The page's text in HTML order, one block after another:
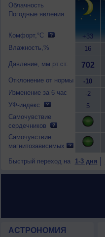
Облачность
Погодные явления
Комфорт,°C
Влажность,%
Давление, мм рт.ст.
Отклонение от нормы
Изменение за 6 час
УФ-индекс
Самочувствие
сердечников
Самочувствие
магнитозависимых
+33
16
702
-10
-2
5
Быстрый переход на 1-3 дня
АСТРОНОМИЯ